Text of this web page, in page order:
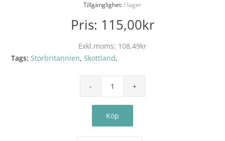
Tillgänglighet: I lager
Pris: 115,00kr
Exkl.moms: 108,49kr
Tags: Storbritannien,Skottland,